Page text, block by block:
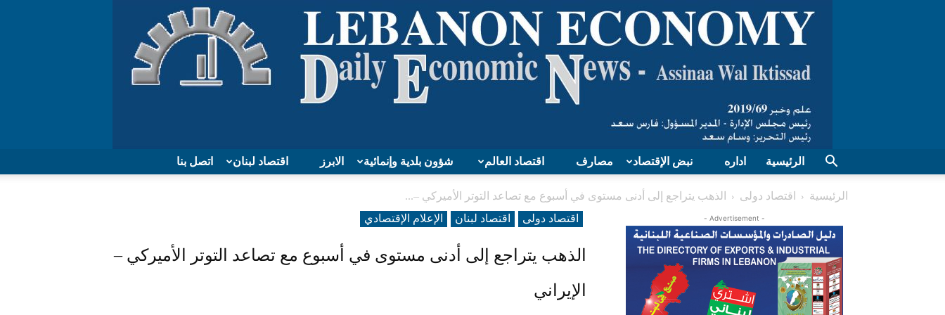
Lebanon
اتصل بنا اقتصاد لبنان الابرز شؤون بلدية وإنمائية اقتصاد العالم مصارف نبض الإقتصاد اداره الرئيسية
الرئيسية اقتصاد دولی
الذهب يتراجع إلى أدنى مستوى في أسبوع مع تصاعد التوتر الأميركي –...
اقتصاد دولی
اقتصاد لبنان الإعلام الإقتصادي
الذهب يتراجع إلى أدنى مستوى في أسبوع مع تصاعد التوتر الأميركي –
الإيراني
- Advertisement -